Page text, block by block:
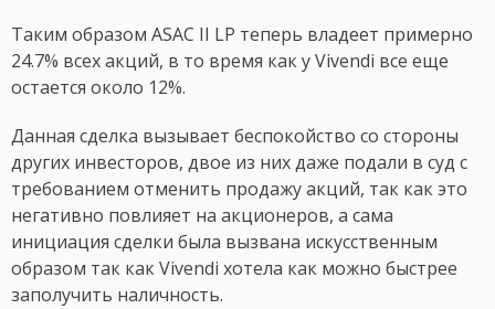
Таким образом ASAC II LP теперь владеет примерно
24.7% всех акций, в то время как у Vivendi все еще
остается около 12%.
Данная сделка вызывает беспокойство со стороны
других инвесторов, двое из них даже подали в суд с
требованием отменить продажу акций, так как это
негативно повлияет на акционеров, а сама
инициация сделки была вызвана искусственным
образом так как Vivendi хотела как можно быстрее
заполучить наличность.